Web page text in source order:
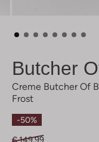
Butcher
Creme Butcher Of
Frost
-50%
€ 149,99